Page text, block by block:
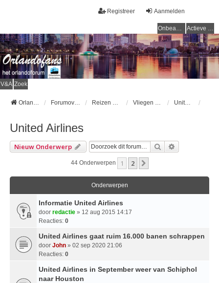
Aanmelden
Registreer
Onbeantwoorde onderwerpen Actieve onderwerpen
V&A Zoek
Orlandofans Homepage Forumoverzicht Reizen & vervoer Vliegen naar Orlando United Airlines
United Airlines
Nieuw Onderwerp Zoek
44 Onderwerpen 1 2
Onderwerpen
Informatie United Airlines
door redactie » 12 aug 2015 14:17
Reacties: 0
United Airlines gaat ruim 16.000 banen schrappen
door John » 02 sep 2020 21:06
Reacties: 0
United Airlines in September weer van Schiphol
naar Houston